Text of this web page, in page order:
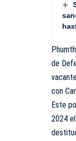
de
con
Este
2024